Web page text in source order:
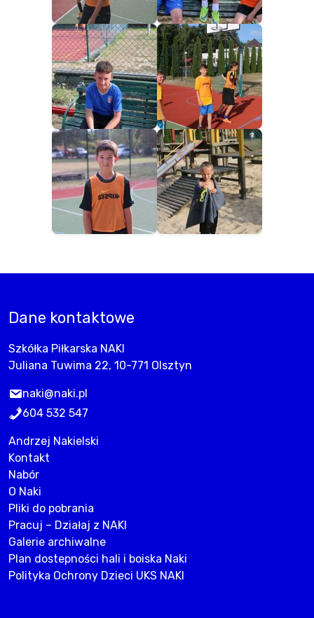
Dane kontaktowe
Szkółka Piłkarska NAKI
Juliana Tuwima 22, 10-771 Olsztyn
naki@naki.pl
604 532 547
Andrzej Nakielski
Kontakt
Nabór
O Naki
Pliki do pobrania
Pracuj – Działaj z NAKI
Galerie archiwalne
Plan dostepności hali i boiska Naki
Polityka Ochrony Dzieci UKS NAKI